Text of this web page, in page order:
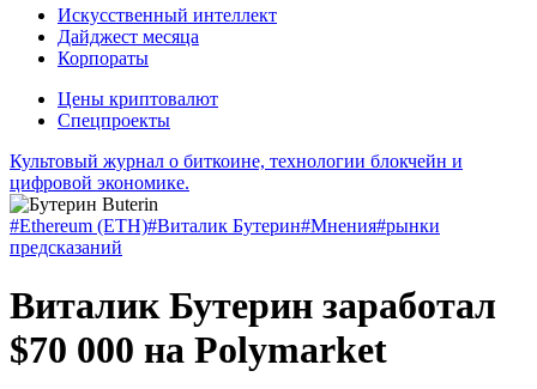
Искусственный интеллект
Дайджест месяца
Корпораты
Цены криптовалют
Спецпроекты
Культовый журнал о биткоине, технологии блокчейн и
цифровой экономике.
#Ethereum (ETH)#Виталик Бутерин#Мнения#рынки
предсказаний
Виталик Бутерин заработал
$70 000 на Polymarket